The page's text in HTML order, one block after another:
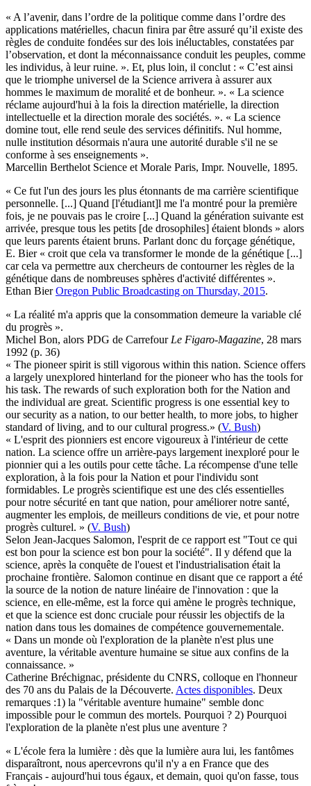
« A l’avenir, dans l’ordre de la politique comme dans l’ordre des
applications matérielles, chacun finira par être assuré qu’il existe des
règles de conduite fondées sur des lois inéluctables, constatées par
l’observation, et dont la méconnaissance conduit les peuples, comme
les individus, à leur ruine. ». Et, plus loin, il conclut : « C’est ainsi
que le triomphe universel de la Science arrivera à assurer aux
hommes le maximum de moralité et de bonheur. ». « La science
réclame aujourd'hui à la fois la direction matérielle, la direction
intellectuelle et la direction morale des sociétés. ». « La science
domine tout, elle rend seule des services définitifs. Nul homme,
nulle institution désormais n'aura une autorité durable s'il ne se
conforme à ses enseignements ».
Marcellin Berthelot Science et Morale Paris, Impr. Nouvelle,‎ 1895.
« Ce fut l'un des jours les plus étonnants de ma carrière scientifique
personnelle. [...] Quand [l'étudiant]l me l'a montré pour la première
fois, je ne pouvais pas le croire [...] Quand la génération suivante est
arrivée, presque tous les petits [de drosophiles] étaient blonds » alors
que leurs parents étaient bruns. Parlant donc du forçage génétique,
E. Bier « croit que cela va transformer le monde de la génétique [...]
car cela va permettre aux chercheurs de contourner les règles de la
génétique dans de nombreuses sphères d'activité différentes ».
Ethan BierOregon Public Broadcasting on Thursday, 2015.
« La réalité m'a appris que la consommation demeure la variable clé
du progrès ».
Michel Bon, alors PDG de Carrefour Le Figaro-Magazine, 28 mars
1992 (p. 36)
« The pioneer spirit is still vigorous within this nation. Science offers
a largely unexplored hinterland for the pioneer who has the tools for
his task. The rewards of such exploration both for the Nation and
the individual are great. Scientific progress is one essential key to
our security as a nation, to our better health, to more jobs, to higher
standard of living, and to our cultural progress.» (V. Bush)
« L'esprit des pionniers est encore vigoureux à l'intérieur de cette
nation. La science offre un arrière-pays largement inexploré pour le
pionnier qui a les outils pour cette tâche. La récompense d'une telle
exploration, à la fois pour la Nation et pour l'individu sont
formidables. Le progrès scientifique est une des clés essentielles
pour notre sécurité en tant que nation, pour améliorer notre santé,
augmenter les emplois, de meilleurs conditions de vie, et pour notre
progrès culturel. » (V. Bush)
Selon Jean-Jacques Salomon, l'esprit de ce rapport est "Tout ce qui
est bon pour la science est bon pour la société". Il y défend que la
science, après la conquête de l'ouest et l'industrialisation était la
prochaine frontière. Salomon continue en disant que ce rapport a été
la source de la notion de nature linéaire de l'innovation : que la
science, en elle-même, est la force qui amène le progrès technique,
et que la science est donc cruciale pour réussir les objectifs de la
nation dans tous les domaines de compétence gouvernementale.
« Dans un monde où l'exploration de la planète n'est plus une
aventure, la véritable aventure humaine se situe aux confins de la
connaissance. »
Catherine Bréchignac, présidente du CNRS, colloque en l'honneur
des 70 ans du Palais de la Découverte. Actes disponibles. Deux
remarques :1) la "véritable aventure humaine" semble donc
impossible pour le commun des mortels. Pourquoi ? 2) Pourquoi
l'exploration de la planète n'est plus une aventure ?
« L'école fera la lumière : dès que la lumière aura lui, les fantômes
disparaîtront, nous apercevrons qu'il n'y a en France que des
Français - aujourd'hui tous égaux, et demain, quoi qu'on fasse, tous